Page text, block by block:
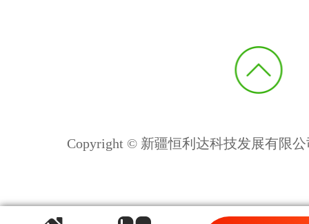
Copyright © 新疆恒利达科技发展有限